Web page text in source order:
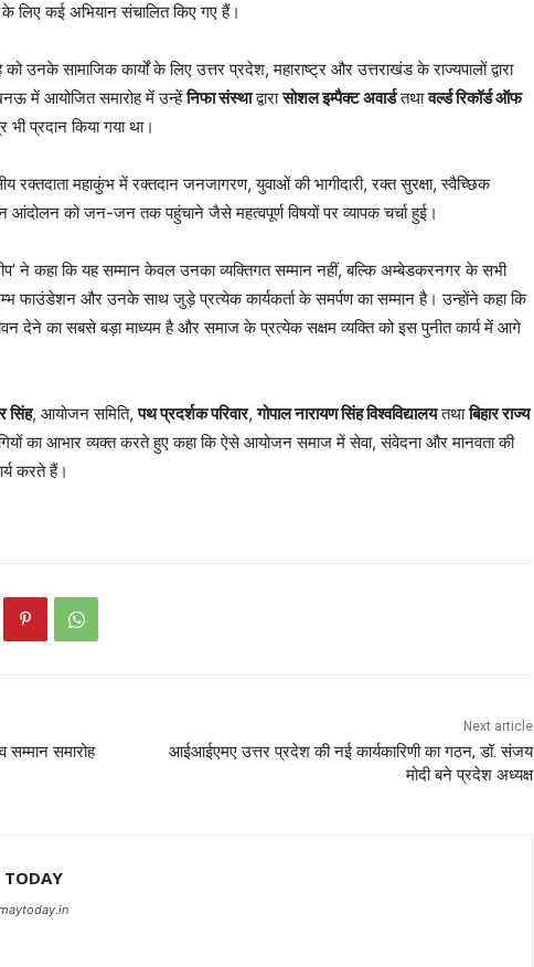
लिए कई अभियान संचालित किए गए हैं।
उनके सामाजिक कार्यों के लिए उत्तर प्रदेश, महाराष्ट्र और उत्तराखंड के राज्यपालों द्वारा
में आयोजित समारोह में उन्हेंनिफा संस्थाद्वारासोशल इम्पैक्ट अवार्डतथावर्ल्ड रिकॉर्ड ऑफ
प्रदान किया गया था।
रक्तदाता महाकुंभ में रक्तदान जनजागरण, युवाओं की भागीदारी, रक्त सुरक्षा, स्वैच्छिक
आंदोलन को जन-जन तक पहुंचाने जैसे महत्वपूर्ण विषयों पर व्यापक चर्चा हुई।
ने कहा कि यह सम्मान केवल उनका व्यक्तिगत सम्मान नहीं, बल्कि अम्बेडकरनगर के सभी
फाउंडेशन और उनके साथ जुड़े प्रत्येक कार्यकर्ता के समर्पण का सम्मान है। उन्होंने कहा कि
देने का सबसे बड़ा माध्यम है और समाज के प्रत्येक सक्षम व्यक्ति को इस पुनीत कार्य में आगे
सिंह, आयोजन समिति,पथ प्रदर्शक परिवार,गोपाल नारायण सिंह विश्वविद्यालयतथाबिहार राज्य
का आभार व्यक्त करते हुए कहा कि ऐसे आयोजन समाज में सेवा, संवेदना और मानवता की
करते हैं।
सम्मान समारोह
Next article
आईआईएमए उत्तर प्रदेश की नई कार्यकारिणी का गठन, डॉ. संजय
मोदी बने प्रदेश अध्यक्ष
TODAY